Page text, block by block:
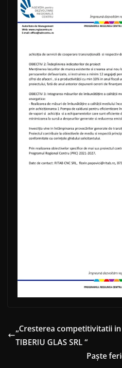
„Cresterea competitivitatii
TIBERIU GLAS SRL “
Paște